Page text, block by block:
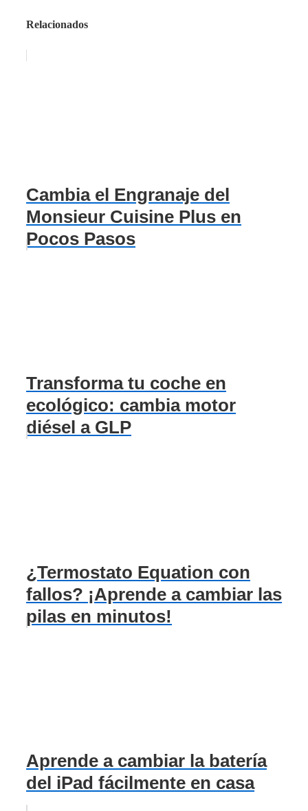
Relacionados
Cambia el Engranaje del
Monsieur Cuisine Plus en
Pocos Pasos
Transforma tu coche en
ecológico: cambia motor
diésel a GLP
¿Termostato Equation con
fallos? ¡Aprende a cambiar las
pilas en minutos!
Aprende a cambiar la batería
del iPad fácilmente en casa